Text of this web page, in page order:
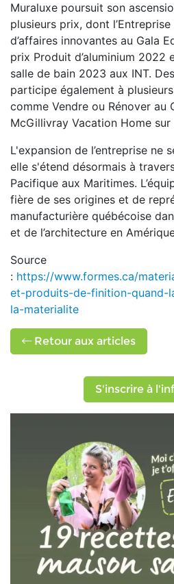
Muraluxe poursuit son
plusieurs prix, dont l’Entreprise
d’affaires innovantes au Gala
prix Produit d’aluminium 2022
salle de bain 2023 aux INT.
participe également à
comme Vendre ou Rénover au
McGillivray Vacation Home sur
L'expansion de l’entreprise ne
elle s'étend désormais à
Pacifique aux Maritimes.
fière de ses origines et de
manufacturière québécoise
et de l’architecture en
Source
: https://www.formes.ca/
et-produits-de-finition-quand-
la-materialite
Retour aux articles
S'inscrire à